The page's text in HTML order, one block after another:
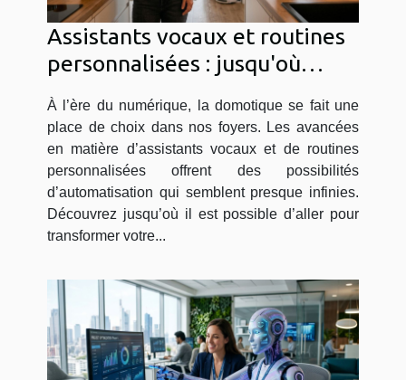
Assistants vocaux et routines
personnalisées : jusqu'où
peut-on automatiser sa
maison ?
À l’ère du numérique, la domotique se fait une
place de choix dans nos foyers. Les avancées
en matière d’assistants vocaux et de routines
personnalisées offrent des possibilités
d’automatisation qui semblent presque infinies.
Découvrez jusqu’où il est possible d’aller pour
transformer votre...